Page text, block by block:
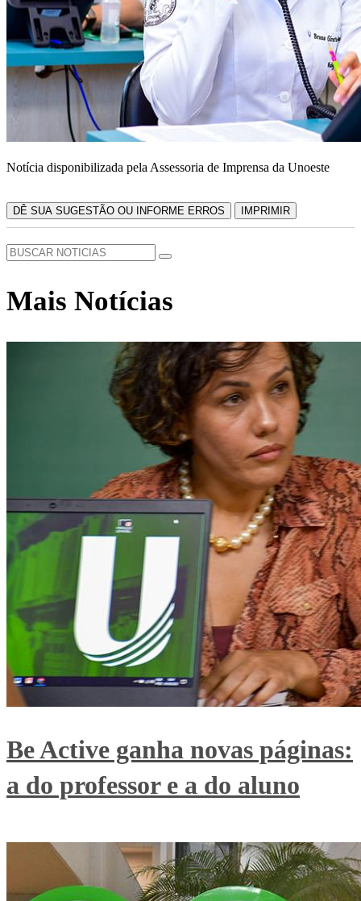
Notícia disponibilizada pela Assessoria de Imprensa da Unoeste
DÊ SUA SUGESTÃO OU INFORME ERROS IMPRIMIR
Mais Notícias
Be Active ganha novas páginas:
a do professor e a do aluno